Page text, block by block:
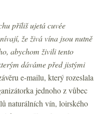
příliš ujetá cuvée
že živá vína jsou nutně
abychom živili tento
dáváme před jistými
e-mailu, který rozeslala
jednoho z vůbec
naturálních vín, loirského